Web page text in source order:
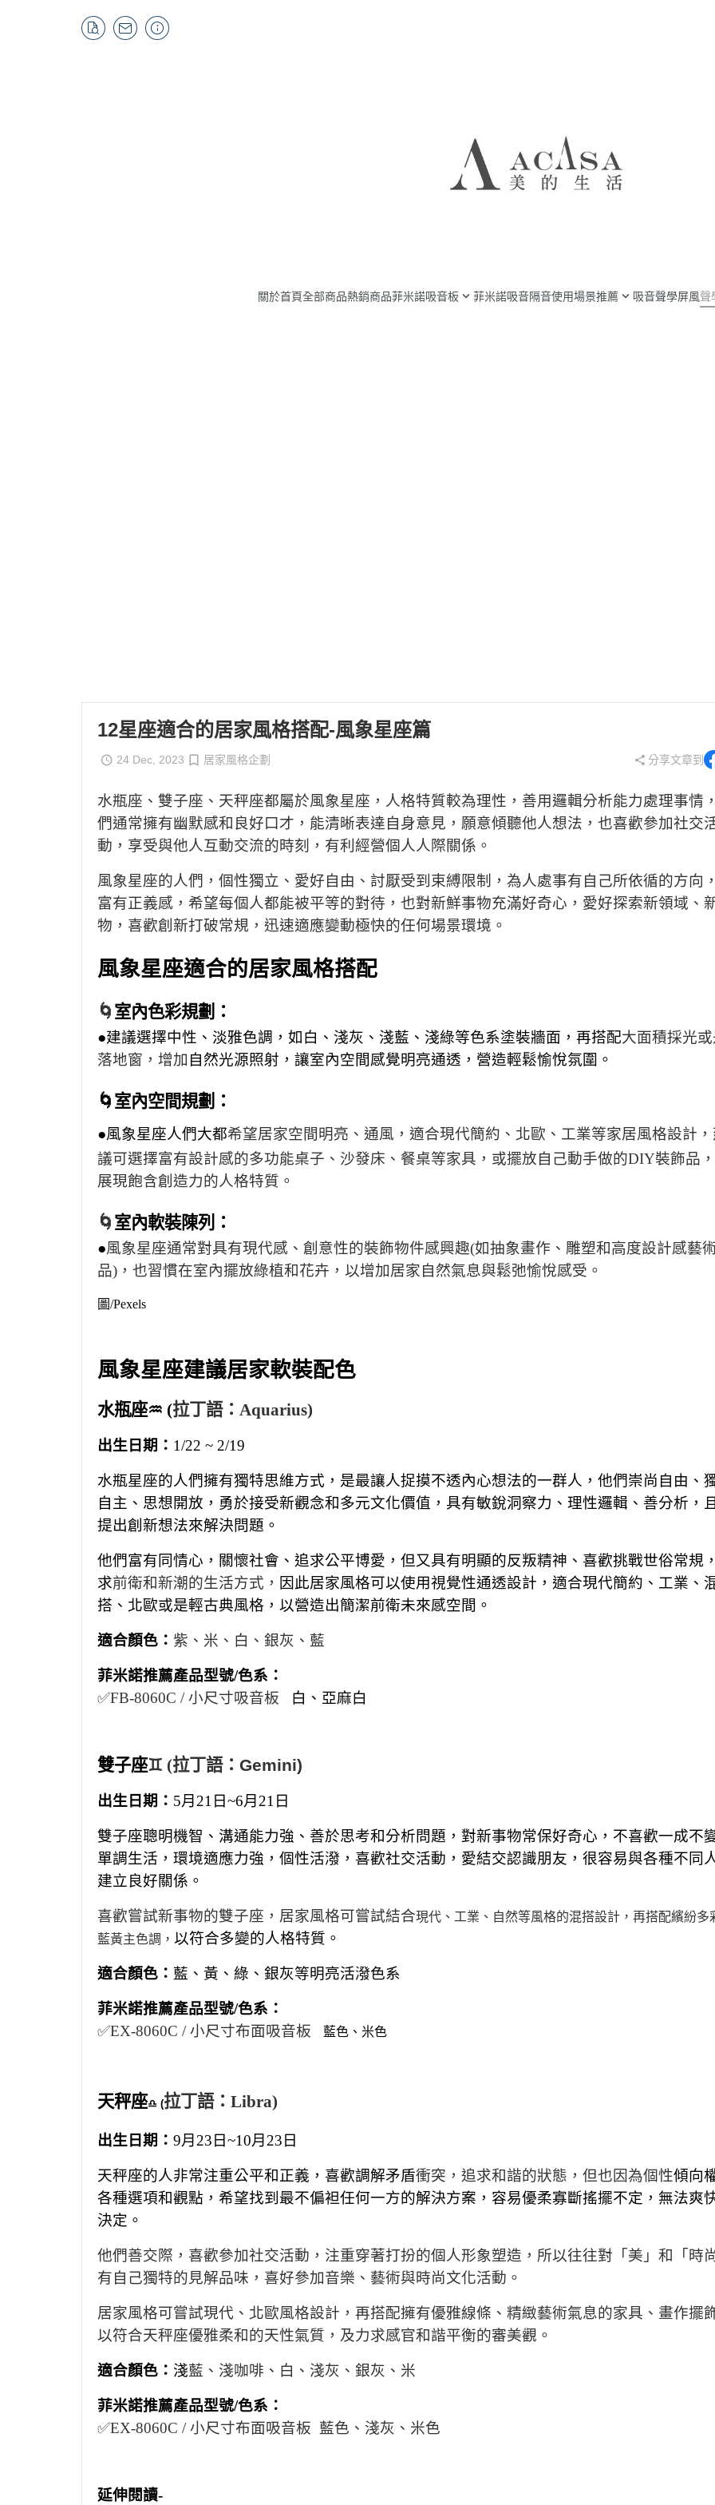
關於首頁全部商品熱銷商品菲米諾吸音板 菲米諾吸音隔音使用場景推薦 吸音聲學屏風聲
12星座適合的居家風格搭配-風象星座篇
24 Dec, 2023 居家風格企劃 分享文章到
水瓶座、雙子座、天秤座都屬於風象星座，人格特質較為理性，善用邏輯分析能力處理事情，
們通常擁有幽默感和良好口才，能清晰表達自身意見，願意傾聽他人想法， 也喜歡參加社交
動， 享受與他人互動交流的時刻，有利經營個人人際關係。
風象星座的人們， 個性獨立、 愛好自由、討厭受到束縛限制，為人處事有自己所依循的方向
富有正義感，希望每個人都能被平等的對待，也對新鮮事物充滿好奇心 ，愛好探索新領域、
物，喜歡創新打破常規，迅速適應變動極快的任何場景環境。
風象星座適合的居家風格搭配
🌀 室內色彩規劃：
●建議選擇中性、淡雅色調，如白、淺灰、淺藍、淺綠等色系塗裝牆面，再搭配大面積採光或
落地窗，增加 自然光源照射，讓室內空間感覺明亮通透，營造輕鬆愉悅氛圍。
🌀 室內空間規劃：
●風象星座人們大都希望居家空間明亮、通風，適合現代簡約、北歐、工業等家居風格設計，
議可選擇富有設計感的多功能桌子、沙發床、餐桌等家具，或擺放自己動手做的DIY裝飾品
展現飽含創造力的人格特質。
🌀 室內軟裝陳列：
●風象星座通常對具有現代感、創意性的裝飾物件感興趣(如抽象畫作、雕塑和高度設計感藝
品)，也習慣在室內擺放綠植和花卉，以增加居家自然氣息與鬆弛愉悅感受。
圖/Pexels
風象星座建議居家軟裝配色
水瓶座♒ (拉丁語：Aquarius)
出生日期： 1/22 ~ 2/19
水瓶星座的人們擁有獨特思維方式，是最讓人捉摸不透內心想法的一群人，他們崇尚自由、
自主、思想開放，勇於接受新觀念和多元文化價值，具有敏銳洞察力、理性邏輯、善分析，
提出創新想法來解決問題。
他們富有同情心，關懷社會、追求公平博愛，但又具有明顯的反叛精神、喜歡挑戰世俗常規
求前衛和新潮的生活方式， 因此居家風格可以使用視覺性通透設計，適合現代簡約、工業、
搭、北歐或是輕古典風格，以營造出簡潔前衛未來感空間。
適合顏色： 紫、 米、白、銀灰、藍
菲米諾推薦產品型號/色系：
✅FB-8060C / 小尺寸吸音板 白、亞麻白
雙子座♊ (拉丁語：Gemini)
出生日期： 5月21日~6月21日
雙子座聰明機智、溝通能力強、善於思考和分析問題，對新事物常保好奇心，不喜歡一成不
單調生活，環境適應力強，個性活潑，喜歡社交活動，愛結交認識朋友，很容易與各種不同
建立良好關係。
喜歡嘗試新事物的雙子座，居家風格可嘗試結合現代、工業、自然等風格的混搭設計，再搭配繽紛多
藍黃主色調， 以符合多變的人格特質。
適合顏色： 藍、 黃、綠、銀灰等明亮活潑色系
菲米諾推薦產品型號/色系：
✅EX-8060C / 小尺寸布面吸音板 藍色、米色
天秤座♎ (拉丁語：Libra)
出生日期： 9月23日~10月23日
天秤座的人非常注重公平和正義，喜歡調解矛盾衝突，追求和諧的狀態，但也因為個性傾向
各種選項和觀點，希望找到最不偏袒任何一方的解決方案，容易優柔寡斷搖擺不定，無法爽
決定。
他們善交際，喜歡參加社交活動，注重穿著打扮的個人形象塑造，所以往往對 「美」和「時
有自己獨特的見解品味，喜好參加音樂、藝術與時尚文化活動。
居家風格可嘗試現代、北歐風格設計，再搭配擁有優雅線條、精緻藝術氣息的家具、畫作擺
以符合天秤座優雅柔和的天性氣質，及力求感官和諧平衡的審美觀。
適合顏色： 淺藍、淺咖啡、 白、淺灰、銀灰、米
菲米諾推薦產品型號/色系：
✅EX-8060C / 小尺寸布面吸音板 藍色、淺灰、米色
延伸閱讀-